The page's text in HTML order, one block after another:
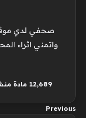
صحفي لدي
واتمني اثراء
12٬689 مادة منشورة
Previous